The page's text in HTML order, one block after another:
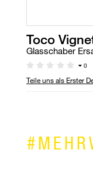
Toco
Glasschaber
0
Teile uns als Erster